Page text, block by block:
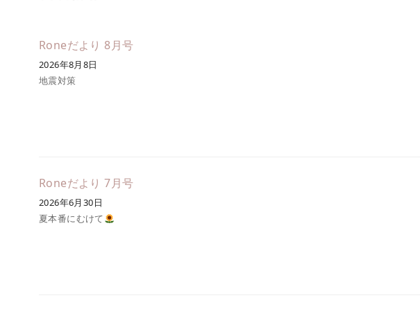
Roneだより 8月号
2026年8月8日
地震対策
Roneだより 7月号
2026年6月30日
夏本番にむけて